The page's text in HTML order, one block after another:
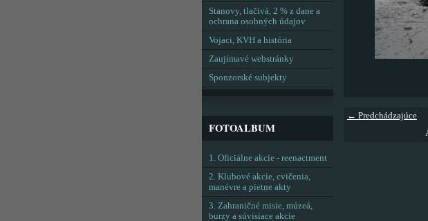
← Predchádzajúce
Stanovy, tlačivá, 2 % z dane a
ochrana osobných údajov
Vojaci, KVH a história
Zaujímavé webstránky
Sponzorské subjekty
FOTOALBUM
1. Oficiálne akcie - reenactment
2. Klubové akcie, cvičenia,
manévre a pietne akty
3. Zahraničné misie, múzeá,
burzy a súvisiace akcie